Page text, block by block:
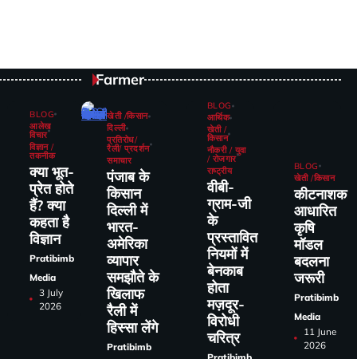
BLOG
आलेख
विचार
विज्ञान /
तकनीक
क्या भूत-
प्रेत होते
हैं? क्या
कहता है
विज्ञान
Pratibimb
Media
3 July
2026
Farmer
खेती /किसान
दिल्ली
प्रतिरोध/
रैली/ प्रदर्शन
समाचार
पंजाब के
किसान
दिल्ली में
भारत-
अमेरिका
व्यापार
समझौते के
खिलाफ
रैली में
हिस्सा लेंगे
Pratibimb
BLOG
आर्थिक
खेती /
किसान
नौकरी / युवा
/ रोजगार
राष्ट्रीय
वीबी-
ग्राम-जी
के
प्रस्तावित
नियमों में
बेनकाब
होता
मज़दूर-
विरोधी
चरित्र
BLOG
खेती /किसान
कीटनाशक
आधारित
कृषि
मॉडल
बदलना
जरूरी
Pratibimb
Media
11 June
2026